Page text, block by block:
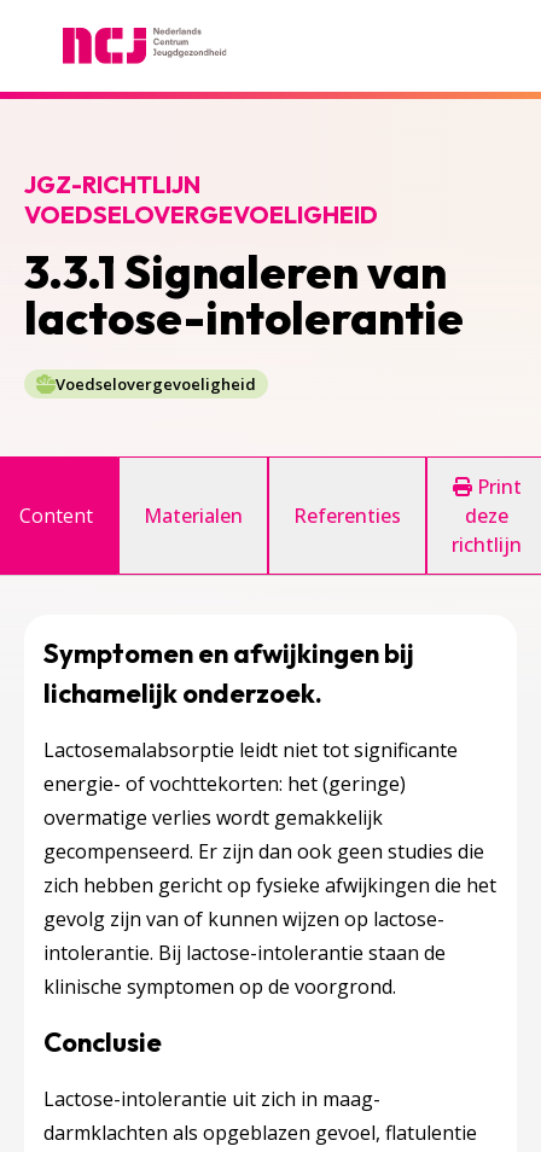
3.3.1 Signaleren van
lactose-intolerantie
JGZ-RICHTLIJN
VOEDSELOVERGEVOELIGHEID
Voedselovergevoeligheid
Content Materialen Referenties
Print
deze
richtlijn
Symptomen en afwijkingen bij
lichamelijk onderzoek.
Lactosemalabsorptie leidt niet tot significante
energie- of vochttekorten: het (geringe)
overmatige verlies wordt gemakkelijk
gecompenseerd. Er zijn dan ook geen studies die
zich hebben gericht op fysieke afwijkingen die het
gevolg zijn van of kunnen wijzen op lactose-
intolerantie. Bij lactose-intolerantie staan de
klinische symptomen op de voorgrond.
Conclusie
Lactose-intolerantie uit zich in maag-
darmklachten als opgeblazen gevoel, flatulentie